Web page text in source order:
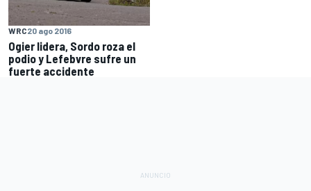
WRC20 ago 2016
Ogier lidera, Sordo roza el
podio y Lefebvre sufre un
fuerte accidente